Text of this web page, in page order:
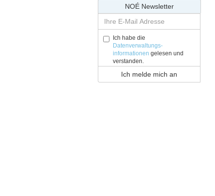
NOÉ Newsletter
Ich habe die
Datenverwaltungs-
informationen gelesen und
verstanden.